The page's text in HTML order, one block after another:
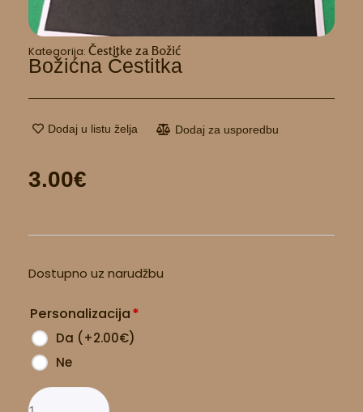
Kategorija: Čestitke za Božić
Božićna Čestitka
Dodaj u listu želja Dodaj za usporedbu
3.00€
Dostupno uz narudžbu
Personalizacija*
Da (+2.00€)
Ne
čestitka